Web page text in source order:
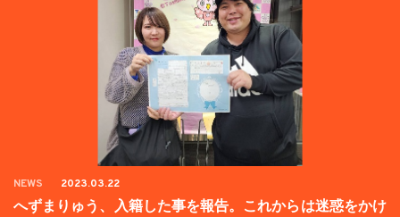
NEWS 2023.03.22
へずまりゅう、入籍した事を報告。これからは迷惑をかけ